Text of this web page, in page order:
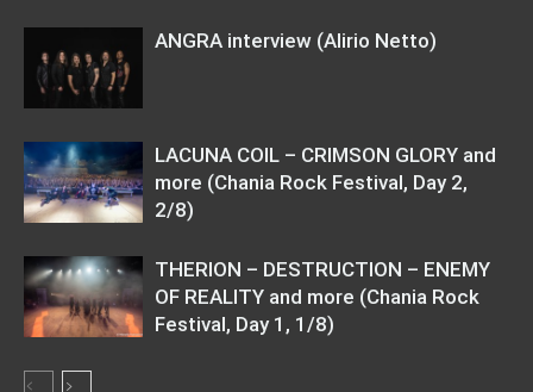
ANGRA interview (Alirio Netto)
LACUNA COIL – CRIMSON GLORY and
more (Chania Rock Festival, Day 2,
2/8)
THERION – DESTRUCTION – ENEMY
OF REALITY and more (Chania Rock
Festival, Day 1, 1/8)